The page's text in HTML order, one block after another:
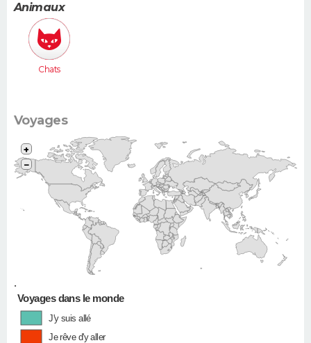
Animaux
Chats
Voyages
•
+
−
Voyages dans le monde
J'y suis allé
Je rêve d'y aller